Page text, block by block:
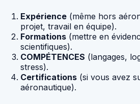
Expérience (même hors
projet, travail en équipe).
Formations (mettre en
scientifiques).
COMPÉTENCES (langages,
stress).
Certifications (si vous avez
aéronautique).